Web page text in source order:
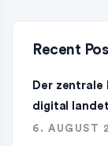
Recent
Der
digital landet
6. AUGUST